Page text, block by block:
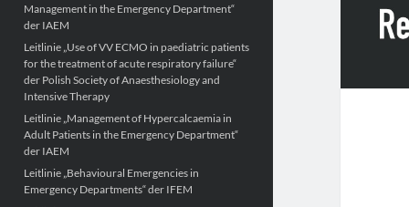
Management in the Emergency Department“
der IAEM
Leitlinie „Use of VV ECMO in paediatric patients
for the treatment of acute respiratory failure“
der Polish Society of Anaesthesiology and
Intensive Therapy
Leitlinie „Management of Hypercalcaemia in
Adult Patients in the Emergency Department“
der IAEM
Leitlinie „Behavioural Emergencies in
Emergency Departments“ der IFEM